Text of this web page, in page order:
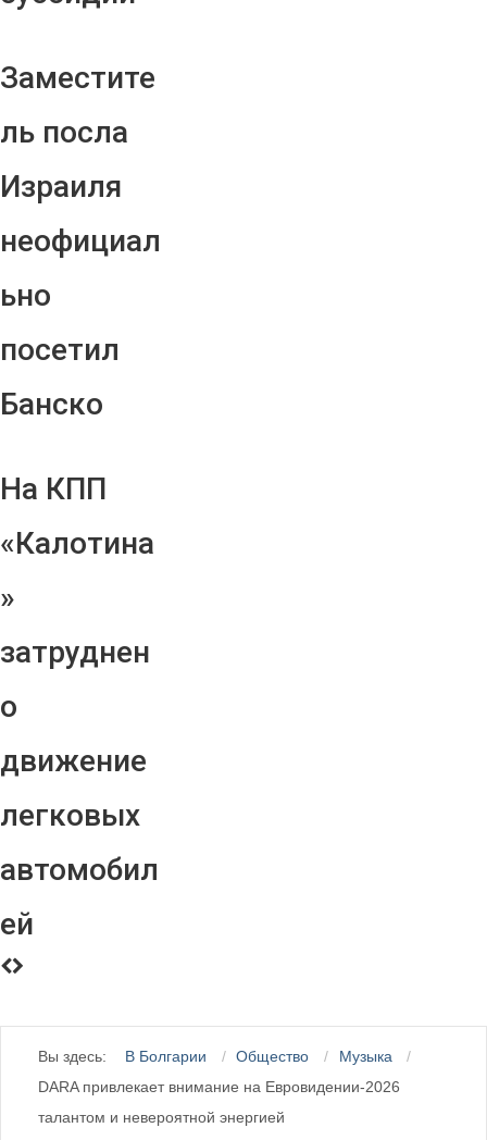
Заместите
ль посла
Израиля
неофициал
ьно
посетил
Банско
На КПП
«Калотина
»
затруднен
о
движение
легковых
автомобил
ей
Вы здесь: В Болгарии Общество
Музыка
DARA привлекает внимание на Евровидении-2026
талантом и невероятной энергией